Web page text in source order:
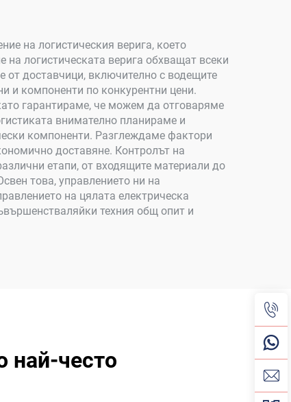
на логистическия верига, което
логистическата верига обхващат всеки
от доставчици, включително с водещите
и компоненти по конкурентни цени.
гарантираме, че можем да отговаряме
внимателно планираме и
компоненти. Разглеждаме фактори
доставяне. Контролът на
етапи, от входящите материали до
това, управлението ни на
на цялата електрическа
техния общ опит и
най-често